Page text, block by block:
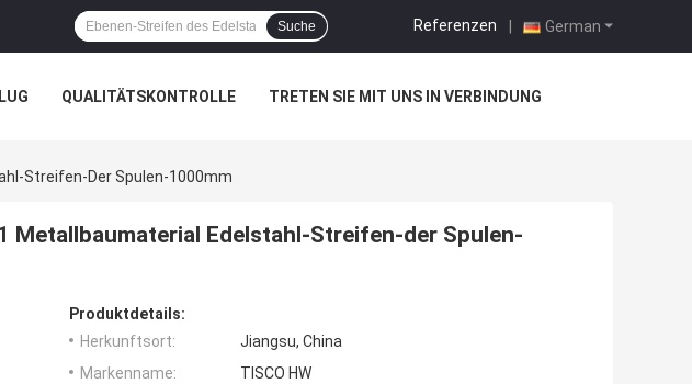
German
Referenzen |
Suche
QUALITÄTSKONTROLLE TRETEN SIE MIT UNS IN VERBINDUNG
Streifen-Der Spulen-1000mm
Metallbaumaterial Edelstahl-Streifen-der Spulen-
Produktdetails:
Herkunftsort:
Jiangsu, China
Markenname:
TISCO HW